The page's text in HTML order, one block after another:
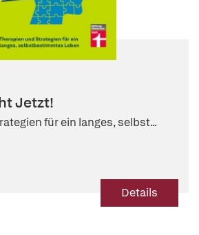
Jetzt!
für ein langes, selbst...
Details